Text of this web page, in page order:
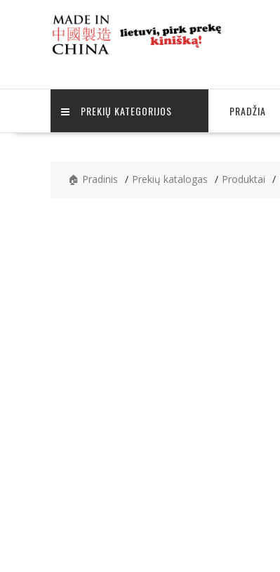
PREKIŲ KATEGORIJOS PRADŽIA
🏠 Pradinis Prekių katalogas Produktai